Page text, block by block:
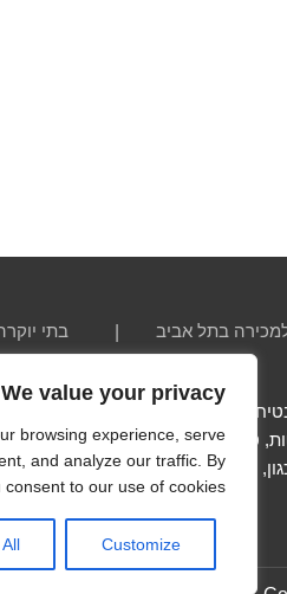
We value your privacy
browsing experience, serve
and analyze our traffic. By
to our use of cookies.
Customize
בתל אביב
בתי
שהוא מדוייק ו/או שלם, ואין
טעויות, כולל מחיר וביטול ללא
כגון, שמאי, אדריכל, מהנדס על מנת